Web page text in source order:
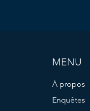
MENU
À propos
Enquêtes